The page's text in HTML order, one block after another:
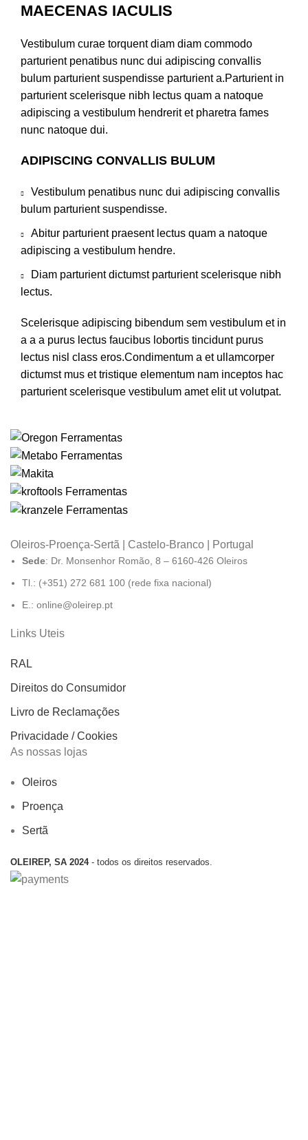
MAECENAS IACULIS
Vestibulum curae torquent diam diam commodo
parturient penatibus nunc dui adipiscing convallis
bulum parturient suspendisse parturient a.Parturient in
parturient scelerisque nibh lectus quam a natoque
adipiscing a vestibulum hendrerit et pharetra fames
nunc natoque dui.
ADIPISCING CONVALLIS BULUM
Vestibulum penatibus nunc dui adipiscing convallis
bulum parturient suspendisse.
Abitur parturient praesent lectus quam a natoque
adipiscing a vestibulum hendre.
Diam parturient dictumst parturient scelerisque nibh
lectus.
Scelerisque adipiscing bibendum sem vestibulum et in
a a a purus lectus faucibus lobortis tincidunt purus
lectus nisl class eros.Condimentum a et ullamcorper
dictumst mus et tristique elementum nam inceptos hac
parturient scelerisque vestibulum amet elit ut volutpat.
Oleiros-Proença-Sertã | Castelo-Branco | Portugal
Sede: Dr. Monsenhor Romão, 8 – 6160-426 Oleiros
Tl.: (+351) 272 681 100 (rede fixa nacional)
E.: online@oleirep.pt
Links Uteis
RAL
Direitos do Consumidor
Livro de Reclamações
Privacidade / Cookies
As nossas lojas
Oleiros
Proença
Sertã
OLEIREP, SA 2024 - todos os direitos reservados.